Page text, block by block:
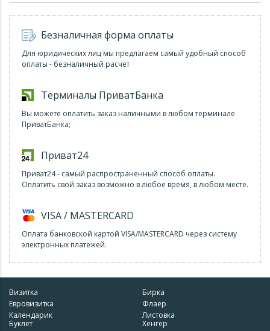
Безналичная форма оплаты
Для юридических лиц мы предлагаем самый удобный способ
оплаты - безналичный расчет
Терминалы ПриватБанка
Вы можете оплатить заказ наличными в любом терминале
ПриватБанка;
Приват24
Приват24 - самый распространенный способ оплаты.
Оплатить свой заказ возможно в любое время, в любом месте.
VISA / MASTERCARD
Оплата банковской картой VISA/MASTERCARD через систему
электронных платежей.
Визитка
Евровизитка
Календарик
Бирка
Флаер
Листовка
Буклет
Хенгер